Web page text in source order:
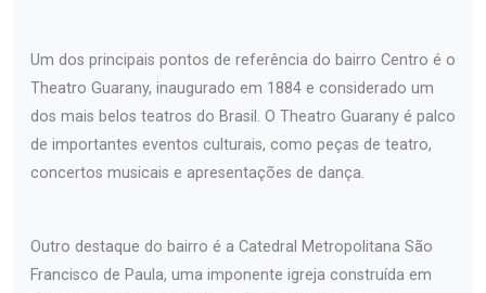
Um dos principais pontos de referência do bairro Centro é o
Theatro Guarany, inaugurado em 1884 e considerado um
dos mais belos teatros do Brasil. O Theatro Guarany é palco
de importantes eventos culturais, como peças de teatro,
concertos musicais e apresentações de dança.
Outro destaque do bairro é a Catedral Metropolitana São
Francisco de Paula, uma imponente igreja construída em